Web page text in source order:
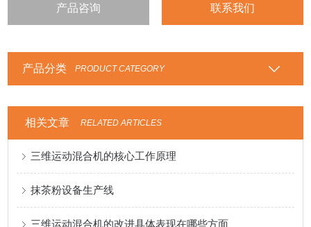
产品咨询 联系我们
产品分类 PRODUCT CATEGORY
相关文章 RELATED ARTICLES
三维运动混合机的核心工作原理
抹茶粉设备生产线
三维运动混合机的改进具体表现在哪些方面